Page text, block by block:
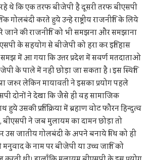
थे कि एक तरफ बीजेपी है दूसरी तरफ बीएसपी
गोलबंदी करते हुये उन्हे राष्ट्रीय राजनीति के लिये
जाने की राजनीति को भी समझना और समझाना
के सहयोग से बीजेपी को हरा कर इतिहास
में आ गया कि उत्तर प्रदेश में सवर्ण मतदाताओ
के पाले में नहीं छोड़ा जा सकता है । इस स्थिति
लेकिन मायावती ने इसका प्रयोग पहले
दोनों ने देखा कि जैसे ही वह सामाजिक
उसकी प्रतिक्रिया में ब्रहाण वोट फौरन हिन्दुत्व
ने जब मुलायम का दामन छोड़ा तो
उस जातीय गोलबंदी के अपने बनाये मिथ को ही
के नाम पर बीजेपी या उच्च जाति को